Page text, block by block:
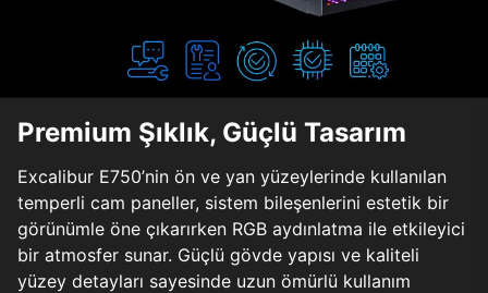
Premium Şıklık, Güçlü Tasarım
Excalibur E750’nin ön ve yan yüzeylerinde kullanılan
temperli cam paneller, sistem bileşenlerini estetik bir
görünümle öne çıkarırken RGB aydınlatma ile etkileyici
bir atmosfer sunar. Güçlü gövde yapısı ve kaliteli
yüzey detayları sayesinde uzun ömürlü kullanım